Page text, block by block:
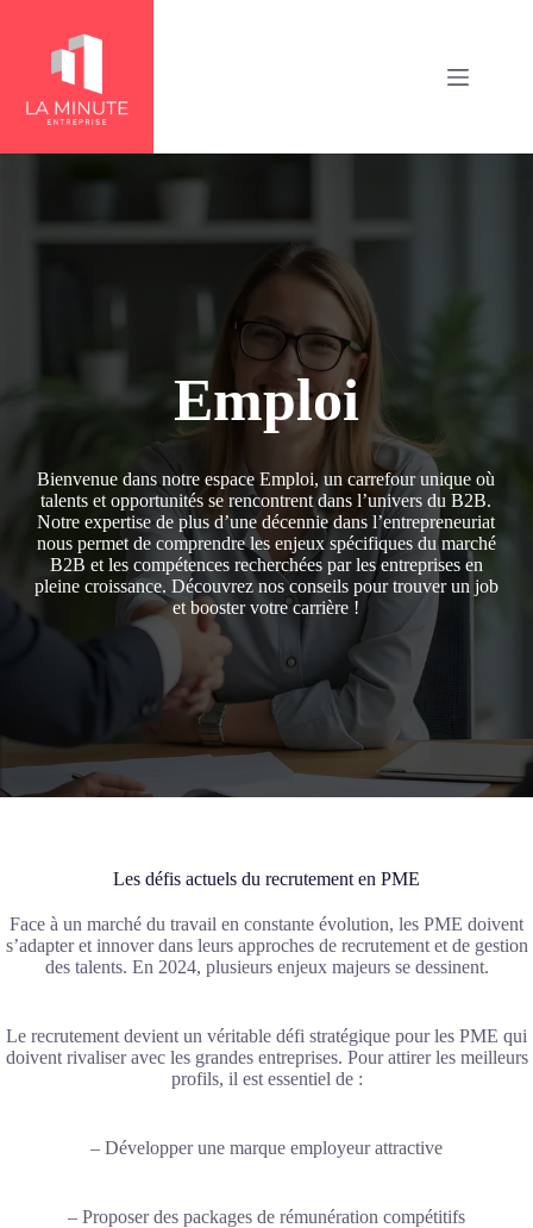
contenu
Emploi
Bienvenue dans notre espace Emploi, un carrefour unique où
talents et opportunités se rencontrent dans l’univers du B2B.
Notre expertise de plus d’une décennie dans l’entrepreneuriat
nous permet de comprendre les enjeux spécifiques du marché
B2B et les compétences recherchées par les entreprises en
pleine croissance. Découvrez nos conseils pour trouver un job
et booster votre carrière !
Les défis actuels du recrutement en PME
Face à un marché du travail en constante évolution, les PME doivent
s’adapter et innover dans leurs approches de recrutement et de gestion
des talents. En 2024, plusieurs enjeux majeurs se dessinent.
Le recrutement devient un véritable défi stratégique pour les PME qui
doivent rivaliser avec les grandes entreprises. Pour attirer les meilleurs
profils, il est essentiel de :
– Développer une marque employeur attractive
– Proposer des packages de rémunération compétitifs